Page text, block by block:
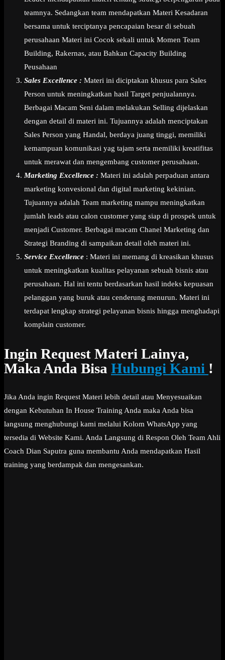
teamnya. Sedangkan team mendapatkan Materi Kesadaran
bersama untuk terciptanya pencapaian besar di sebuah
perusahaan Materi ini Cocok sekali untuk Momen Team
Building, Rakernas, atau Bahkan Capacity Building
Peusahaan
Sales Excellence : Materi ini diciptakan khusus para Sales
Person untuk meningkatkan hasil Target penjualannya.
Berbagai Macam Seni dalam melakukan Selling dijelaskan
dengan detail di materi ini. Tujuannya adalah menciptakan
Sales Person yang Handal, berdaya juang tinggi, memiliki
kemampuan komunikasi yag tajam serta memiliki kreatifitas
untuk merawat dan mengembang customer perusahaan.
Marketing Excellence : Materi ini adalah perpaduan antara
marketing konvesional dan digital marketing kekinian.
Tujuannya adalah Team marketing mampu meningkatkan
jumlah leads atau calon customer yang siap di prospek untuk
menjadi Customer. Berbagai macam Chanel Marketing dan
Strategi Branding di sampaikan detail oleh materi ini.
Service Excellence : Materi ini memang di kreasikan khusus
untuk meningkatkan kualitas pelayanan sebuah bisnis atau
perusahaan. Hal ini tentu berdasarkan hasil indeks kepuasan
pelanggan yang buruk atau cenderung menurun. Materi ini
terdapat lengkap strategi pelayanan bisnis hingga menghadapi
komplain customer.
Ingin Request Materi Lainya,
Maka Anda Bisa Hubungi Kami !
Jika Anda ingin Request Materi lebih detail atau Menyesuaikan
dengan Kebutuhan In House Training Anda maka Anda bisa
langsung menghubungi kami melalui Kolom WhatsApp yang
tersedia di Website Kami. Anda Langsung di Respon Oleh Team Ahli
Coach Dian Saputra guna membantu Anda mendapatkan Hasil
training yang berdampak dan mengesankan.